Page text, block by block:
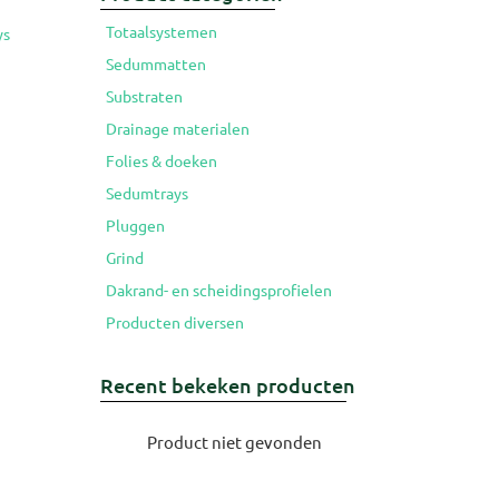
Totaalsystemen
Sedummatten
Substraten
Drainage materialen
Folies & doeken
Sedumtrays
Pluggen
Grind
Dakrand- en scheidingsprofielen
Producten diversen
Recent bekeken producten
Product niet gevonden